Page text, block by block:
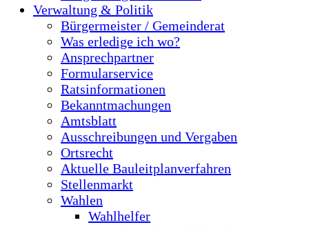
Verwaltung & Politik
Bürgermeister / Gemeinderat
Was erledige ich wo?
Ansprechpartner
Formularservice
Ratsinformationen
Bekanntmachungen
Amtsblatt
Ausschreibungen und Vergaben
Ortsrecht
Aktuelle Bauleitplanverfahren
Stellenmarkt
Wahlen
Wahlhelfer